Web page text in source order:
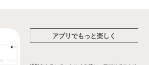
アプリでもっと楽しく